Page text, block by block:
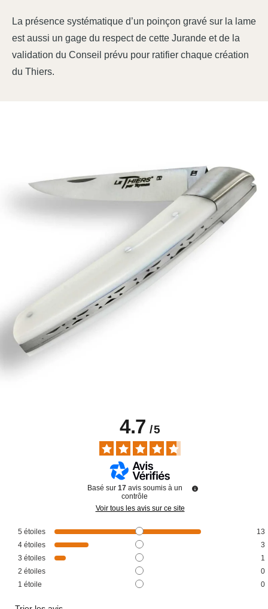
La présence systématique d’un poinçon gravé sur la lame
est aussi un gage du respect de cette Jurande et de la
validation du Conseil prévu pour ratifier chaque création
du Thiers.
4.7/5
Basé sur 17 avis soumis à un
contrôle
Voir tous les avis sur ce site
5 étoiles
13
4 étoiles
3
3 étoiles
1
2 étoiles
0
1 étoile 0